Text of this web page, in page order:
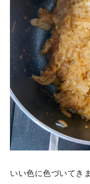
いい色に色づいてき